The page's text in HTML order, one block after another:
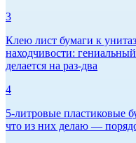
3
Клею лист бумаги к
находчивости:
делается на раз-два
4
5-литровые пластиковые
что из них делаю —